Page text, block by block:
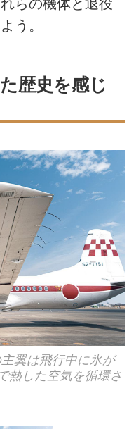
らの機体と退役
う。
歴史を感じ
翼は飛行中に氷が
熱した空気を循環さ